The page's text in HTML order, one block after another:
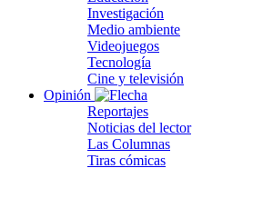
Investigación
Medio ambiente
Videojuegos
Tecnología
Cine y televisión
Opinión
Reportajes
Noticias del lector
Las Columnas
Tiras cómicas